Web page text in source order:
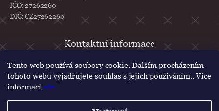
Tento web používá soubory cookie. Dalším procházením
tohoto webu vyjadřujete souhlas s jejich používáním.. Více
informací zde.
IČO: 27262260
DIČ: CZ27262260
info@lampglas.cz
+420 777 610 707
lampglascz